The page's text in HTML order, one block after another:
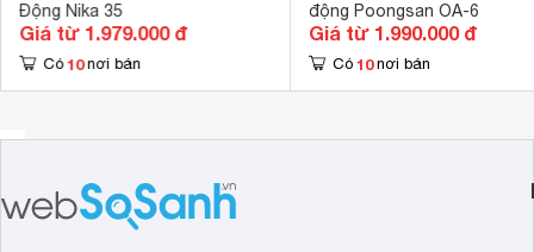
gây ấn tượng người sử dụng bởi tính linh hoạt khi có thể
sử dụng trong mọi trường hợp. Thang có khóa chốt sập
Động Nika 35
Giá từ 1.979.000 đ
Có 10 nơi bán
động Poongsan OA-6
Giá từ 1.990.000 đ
Có 10 nơi bán